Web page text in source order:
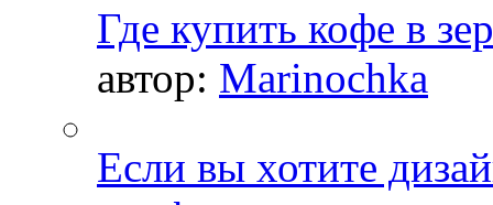
Где купить кофе в
автор: Marinochka
Если вы хотите